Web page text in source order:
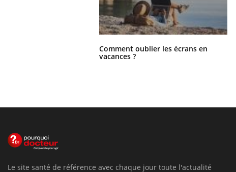
Comment oublier les écrans en
vacances ?
Le site santé de référence avec chaque jour toute l'actualité